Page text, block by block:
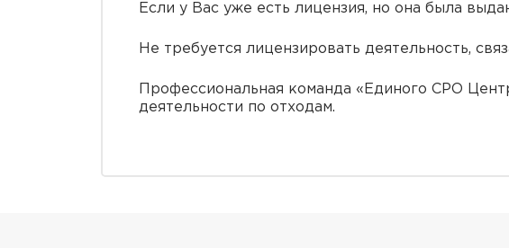
Если у Вас уже есть лицензия, но она была
Не требуется лицензировать деятельность,
Профессиональная команда «Единого СРО
деятельности по отходам.